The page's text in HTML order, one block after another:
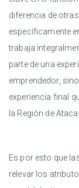
diferencia de
específicamente
trabaja
parte de una
emprendedor,
experiencia final
la Región de
Es por esto que
relevar los